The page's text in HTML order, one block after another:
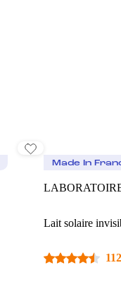
Made In
Lait solaire